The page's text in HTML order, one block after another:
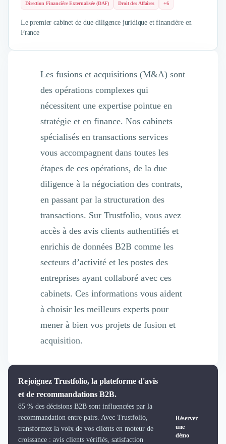
Direction Financière Externalisée (DAF) Droit des Affaires +6
Le premier cabinet de due-diligence juridique et financière en
France
Les fusions et acquisitions (M&A) sont
des opérations complexes qui
nécessitent une expertise pointue en
stratégie et en finance. Nos cabinets
spécialisés en transactions services
vous accompagnent dans toutes les
étapes de ces opérations, de la due
diligence à la négociation des contrats,
en passant par la structuration des
transactions. Sur Trustfolio, vous avez
accès à des avis clients authentifiés et
enrichis de données B2B comme les
secteurs d’activité et les postes des
entreprises ayant collaboré avec ces
cabinets. Ces informations vous aident
à choisir les meilleurs experts pour
mener à bien vos projets de fusion et
acquisition.
Rejoignez Trustfolio, la plateforme d'avis
et de recommandations B2B.
85 % des décisions B2B sont influencées par la
recommandation entre pairs. Avec Trustfolio,
transformez la voix de vos clients en moteur de
croissance : avis clients vérifiés, satisfaction
Réserver
une
démo